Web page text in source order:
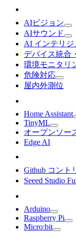
AIビジョン
AIサウンド
AI インテリジ
デバイス統合
環境モニタリ
危険対応
屋内外測位
Home Assistant
TinyML
オープンソー
Edge AI
Github コント
Seeed Studio
Arduino
Raspberry Pi
Micro:bit